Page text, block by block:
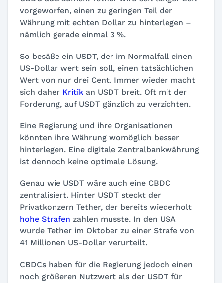
vorgeworfen, einen zu geringen Teil der
Währung mit echten Dollar zu hinterlegen –
nämlich gerade einmal 3 %.
So besäße ein USDT, der im Normalfall einen
US-Dollar wert sein soll, einen tatsächlichen
Wert von nur drei Cent. Immer wieder macht
sich daher Kritik an USDT breit. Oft mit der
Forderung, auf USDT gänzlich zu verzichten.
Eine Regierung und ihre Organisationen
könnten ihre Währung womöglich besser
hinterlegen. Eine digitale Zentralbankwährung
ist dennoch keine optimale Lösung.
Genau wie USDT wäre auch eine CBDC
zentralisiert. Hinter USDT steckt der
Privatkonzern Tether, der bereits wiederholt
hohe Strafen zahlen musste. In den USA
wurde Tether im Oktober zu einer Strafe von
41 Millionen US-Dollar verurteilt.
CBDCs haben für die Regierung jedoch einen
noch größeren Nutzwert als der USDT für